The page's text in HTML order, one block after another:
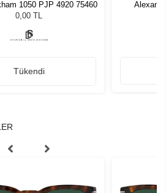
1050 PJP 4920 75460
0,00 TL
Tükendi